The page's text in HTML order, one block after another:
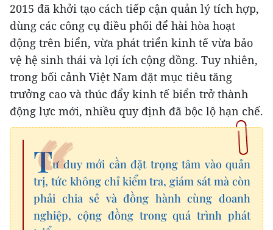
2015 đã khởi tạo cách tiếp cận quản lý tích hợp,
dùng các công cụ điều phối để hài hòa hoạt
động trên biển, vừa phát triển kinh tế vừa bảo
vệ hệ sinh thái và lợi ích cộng đồng. Tuy nhiên,
trong bối cảnh Việt Nam đặt mục tiêu tăng
trưởng cao và thúc đẩy kinh tế biển trở thành
động lực mới, nhiều quy định đã bộc lộ hạn chế.
Tư duy mới cần đặt trọng tâm vào quản
trị, tức không chỉ kiểm tra, giám sát mà còn
phải chia sẻ và đồng hành cùng doanh
nghiệp, cộng đồng trong quá trình phát